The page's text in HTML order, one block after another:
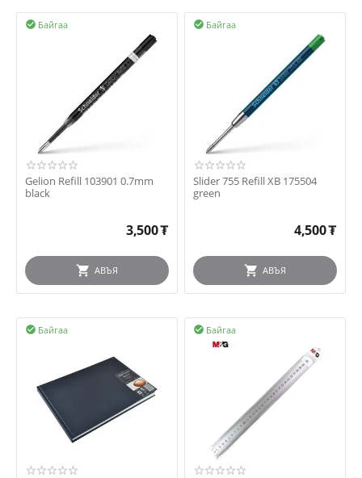
Байгаа

Gelion Refill 103901 0.7mm
black
3,500₮
АВЪЯ
Байгаа

Slider 755 Refill XB 175504
green
4,500₮
АВЪЯ
Байгаа
 Байгаа
